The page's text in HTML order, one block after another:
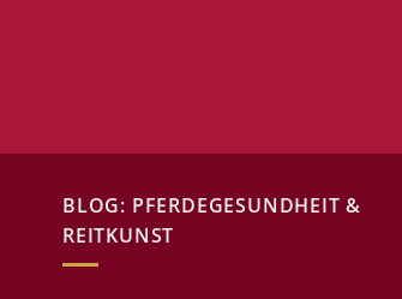
BLOG: PFERDEGESUNDHEIT &
REITKUNST